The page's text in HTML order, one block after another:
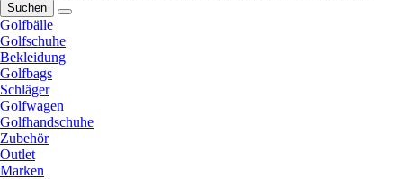
Suchen
Golfbälle
Golfschuhe
Bekleidung
Golfbags
Schläger
Golfwagen
Golfhandschuhe
Zubehör
Outlet
Marken